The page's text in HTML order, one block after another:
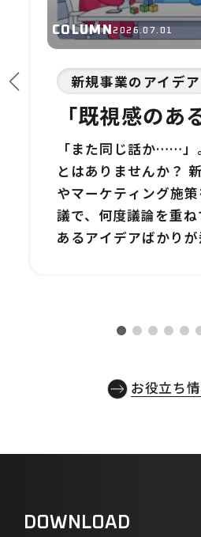
COLUMN2026.07.01
新規事業のアイデア
「既視感のあ
ア」しか出な
破する3つの
タと実行で未
「また同じ話か……」
とはありませんか？
やマーケティング施
議で、何度議論を重
あるアイデアばかり
悩みに、心から寄り添
ているのか見えない状
事では、この閉塞感
結論から申し上げると
お役立ち
DOW N LOA D